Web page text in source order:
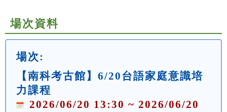
場次資料
場次:
【南科考古館】6/20台語家庭意識培
力課程
2026/06/20 13:30 ~ 2026/06/20